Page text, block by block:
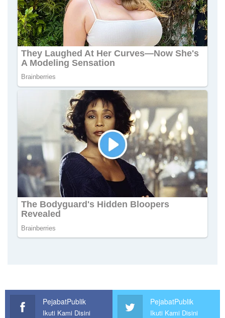
PejabatPublik
Ikuti Kami Disini
PejabatPublik
Ikuti Kami Disini